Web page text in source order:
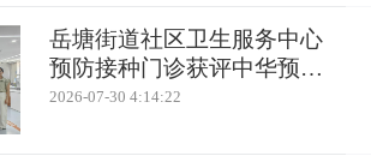
岳塘街道社区卫生服务中心
预防接种门诊获评中华预防
医学会“预防接种服务规范化
2026-07-30 4:14:22